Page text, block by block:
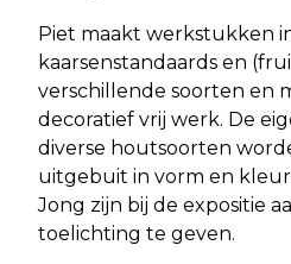
Piet maakt werkstukken
kaarsenstandaards en
verschillende soorten en
decoratief vrij werk. De
diverse houtsoorten
uitgebuit in vorm en
Jong zijn bij de expositie
toelichting te geven.